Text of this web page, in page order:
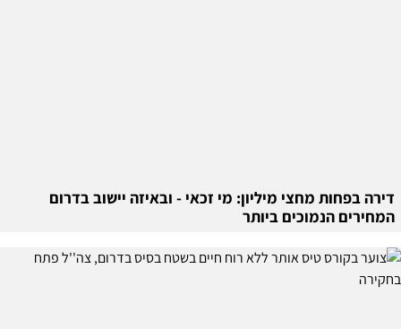
דירה בפחות מחצי מיליון: מי זכאי - ובאיזה יישוב בדרום
המחירים הנמוכים ביותר